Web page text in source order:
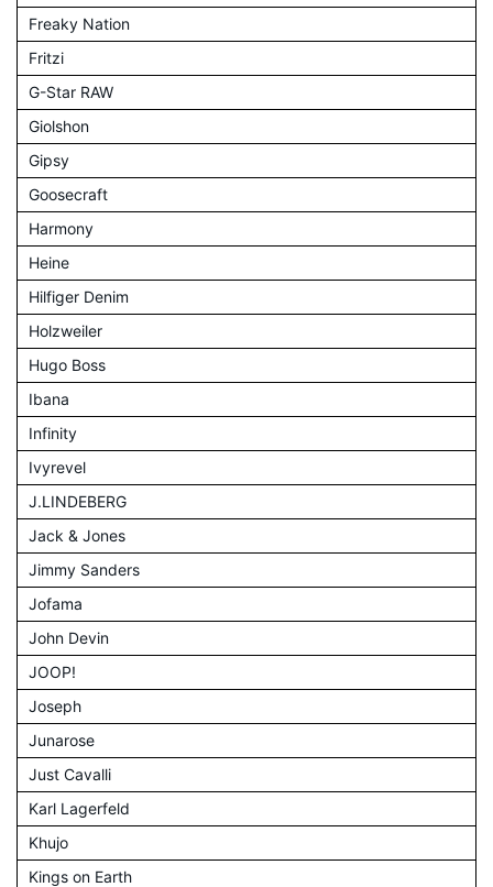
Freaky Nation
Fritzi
G-Star RAW
Giolshon
Gipsy
Goosecraft
Harmony
Heine
Hilfiger Denim
Holzweiler
Hugo Boss
Ibana
Infinity
Ivyrevel
J.LINDEBERG
Jack & Jones
Jimmy Sanders
Jofama
John Devin
JOOP!
Joseph
Junarose
Just Cavalli
Karl Lagerfeld
Khujo
Kings on Earth